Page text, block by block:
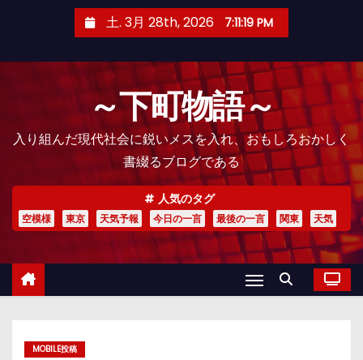
土. 3月 28th, 2026 7:11:21 PM
～下町物語～
入り組んだ現代社会に鋭いメスを入れ、おもしろおかしく
書綴るブログである
人気のタグ
空模様 東京 天気予報 今日の一言 最後の一言 関東 天気
MOBILE投稿